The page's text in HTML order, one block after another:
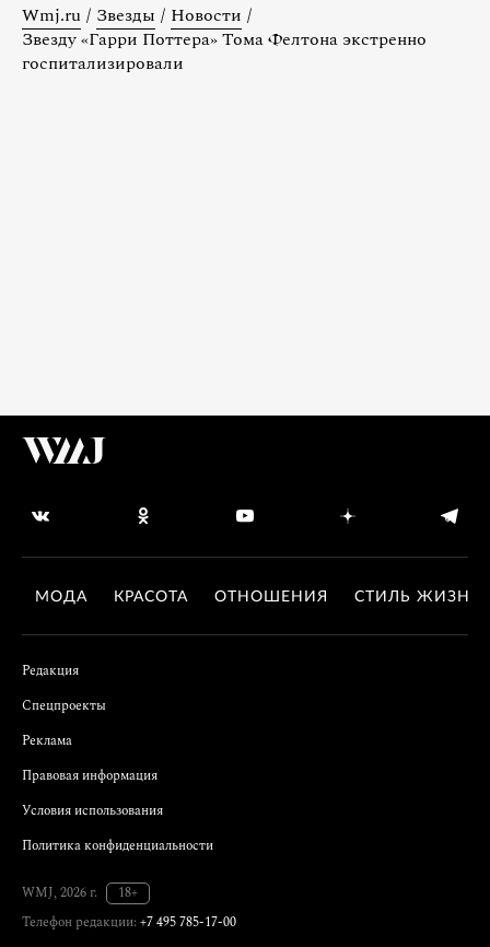
Wmj.ru / Звезды / Новости /
Звезду «Гарри Поттера» Тома Фелтона экстренно
госпитализировали
МОДА КРАСОТА ОТНОШЕНИЯ СТИЛЬ ЖИЗНИ
Редакция
Спецпроекты
Реклама
Правовая информация
Условия использования
Политика конфиденциальности
WMJ, 2026 г.
18+
Телефон редакции: +7 495 785-17-00